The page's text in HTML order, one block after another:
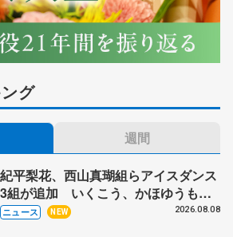
グ
週間
紀平梨花、西山真瑚組らアイスダンス
3組が追加 いくこう、かほゆうも、
木下グループ杯
ニュース NEW 2026.08.08